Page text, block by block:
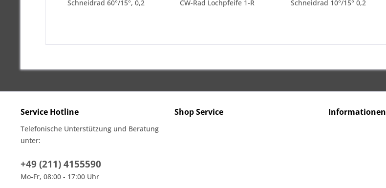
Schneidrad 60°/15°, 0,2 CW-Rad Lochpfeife 1-R Schneidrad 10°/15° 0,2
Service Hotline
Telefonische Unterstützung und Beratung
unter:
+49 (211) 4155590
Mo-Fr, 08:00 - 17:00 Uhr
Shop Service Informationen